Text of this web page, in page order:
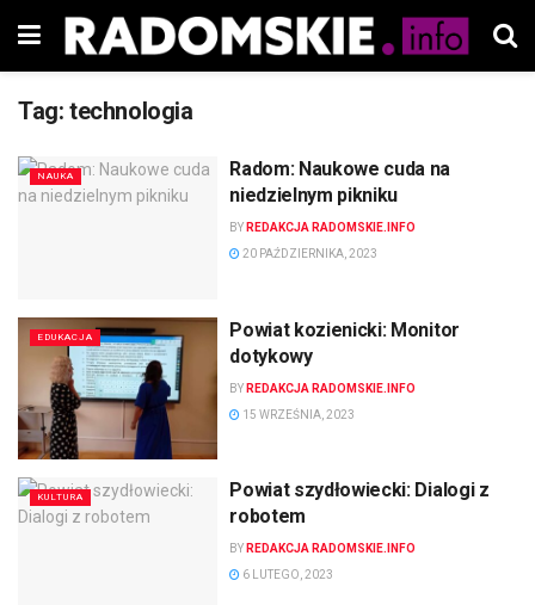
Tag: technologia
NAUKA
Radom: Naukowe cuda na
niedzielnym pikniku
BY REDAKCJA RADOMSKIE.INFO
20 PAŹDZIERNIKA, 2023
EDUKACJA
Powiat kozienicki: Monitor
dotykowy
BY REDAKCJA RADOMSKIE.INFO
15 WRZEŚNIA, 2023
KULTURA
Powiat szydłowiecki: Dialogi z
robotem
BY REDAKCJA RADOMSKIE.INFO
6 LUTEGO, 2023